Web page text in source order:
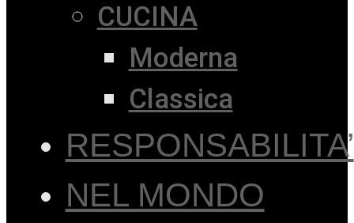
CUCINA
Moderna
Classica
RESPONSABILITA’
NEL MONDO